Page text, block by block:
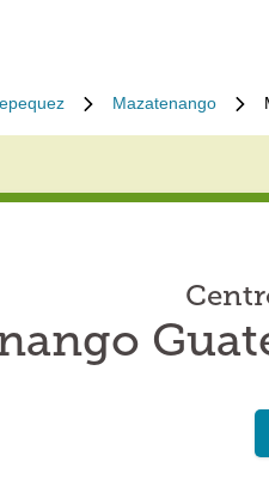
Mazatenango